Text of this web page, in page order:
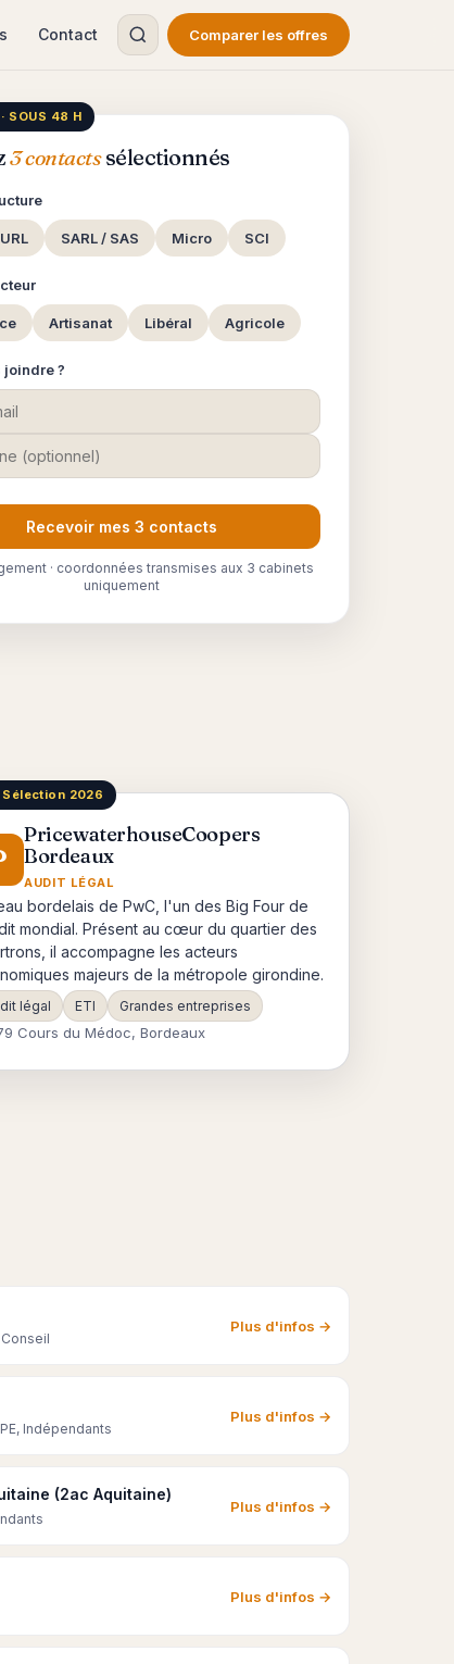
Contact Comparer les offres
SOUS 48 H
3 contactssélectionnés
SARL / SAS Micro SCI
Artisanat Libéral Agricole
joindre ?
Recevoir mes 3 contacts
· coordonnées transmises aux 3 cabinets
uniquement
2026
PricewaterhouseCoopers
Bordeaux
AUDIT LÉGAL
bordelais de PwC, l'un des Big Four de
mondial. Présent au cœur du quartier des
il accompagne les acteurs
majeurs de la métropole girondine.
légal ETI Grandes entreprises
Cours du Médoc, Bordeaux
Plus d'infos →
Indépendants
Plus d'infos →
(2ac Aquitaine)
Plus d'infos →
Plus d'infos →